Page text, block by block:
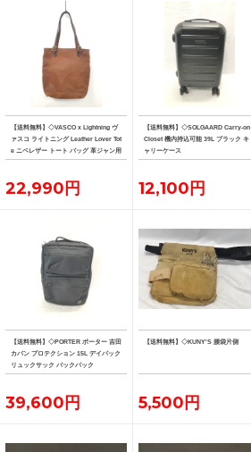
【送料無料】◇VASCO x Lightning ヴ
ァスコ ライトニング Leather Lover Tot
e ニベレザー トート バッグ 革ジャン用
トート
22,990円
【送料無料】◇SOLGAARD Carry-on
Closet 機内持込可能 39L ブラック キ
ャリーケース
12,100円
【送料無料】◇PORTER ポーター 吉田
カバン プロテクション 15L デイパック
リュックサック バックパック
39,600円
【送料無料】◇KUNY'S 腰袋片側
5,500円